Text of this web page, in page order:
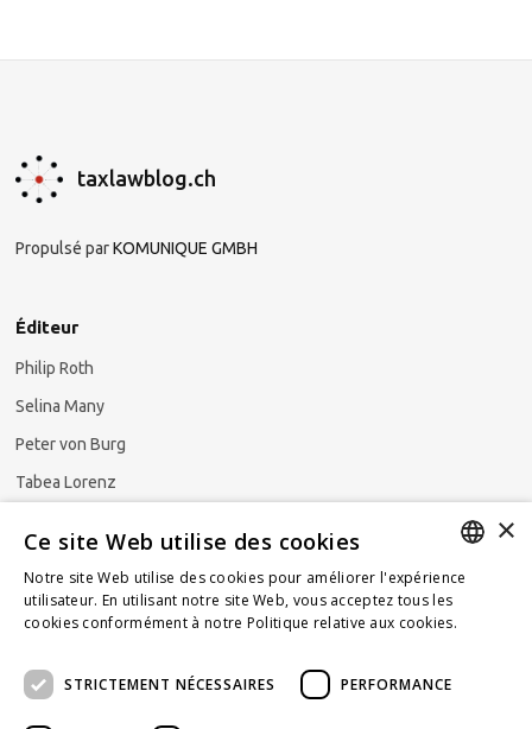
taxlawblog.ch
Propulsé parKOMUNIQUE GMBH
Éditeur
Philip Roth
Selina Many
Peter von Burg
Tabea Lorenz
S'abonner à la newsletter
GERMAN
FRENCH
×
Ce site Web utilise des cookies
Notre site Web utilise des cookies pour améliorer l'expérience
utilisateur. En utilisant notre site Web, vous acceptez tous les
cookies conformément à notre Politique relative aux cookies.
STRICTEMENT NÉCESSAIRES
PERFORMANCE